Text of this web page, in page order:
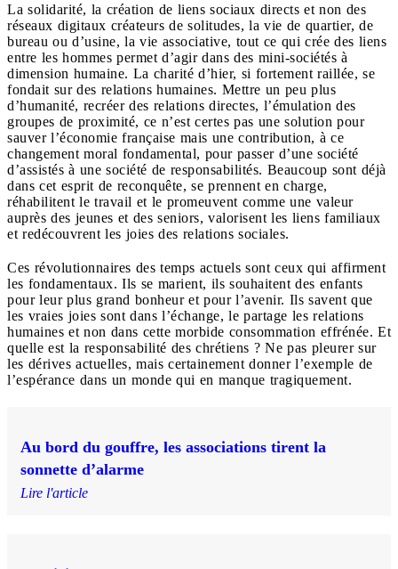
La solidarité, la création de liens sociaux directs et non des
réseaux digitaux créateurs de solitudes, la vie de quartier, de
bureau ou d’usine, la vie associative, tout ce qui crée des liens
entre les hommes permet d’agir dans des mini-sociétés à
dimension humaine. La charité d’hier, si fortement raillée, se
fondait sur des relations humaines. Mettre un peu plus
d’humanité, recréer des relations directes, l’émulation des
groupes de proximité, ce n’est certes pas une solution pour
sauver l’économie française mais une contribution, à ce
changement moral fondamental, pour passer d’une société
d’assistés à une société de responsabilités. Beaucoup sont déjà
dans cet esprit de reconquête, se prennent en charge,
réhabilitent le travail et le promeuvent comme une valeur
auprès des jeunes et des seniors, valorisent les liens familiaux
et redécouvrent les joies des relations sociales.
Ces révolutionnaires des temps actuels sont ceux qui affirment
les fondamentaux. Ils se marient, ils souhaitent des enfants
pour leur plus grand bonheur et pour l’avenir. Ils savent que
les vraies joies sont dans l’échange, le partage les relations
humaines et non dans cette morbide consommation effrénée. Et
quelle est la responsabilité des chrétiens ? Ne pas pleurer sur
les dérives actuelles, mais certainement donner l’exemple de
l’espérance dans un monde qui en manque tragiquement.
Au bord du gouffre, les associations tirent la
sonnette d’alarme
Lire l'article